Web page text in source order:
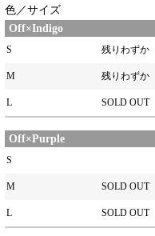
色／サイズ
Off×Indigo
S 残りわずか
M 残りわずか
L SOLD OUT
Off×Purple
S
M SOLD OUT
L SOLD OUT